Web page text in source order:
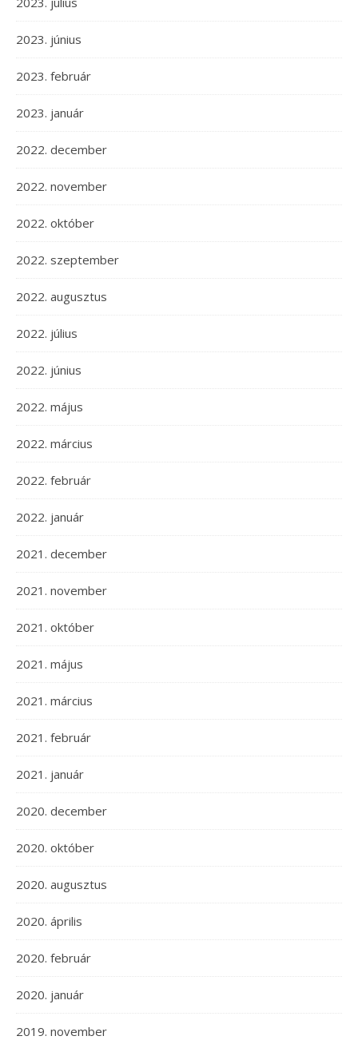
2023. június
2023. február
2023. január
2022. december
2022. november
2022. október
2022. szeptember
2022. augusztus
2022. július
2022. június
2022. május
2022. március
2022. február
2022. január
2021. december
2021. november
2021. október
2021. május
2021. március
2021. február
2021. január
2020. december
2020. október
2020. augusztus
2020. április
2020. február
2020. január
2019. november